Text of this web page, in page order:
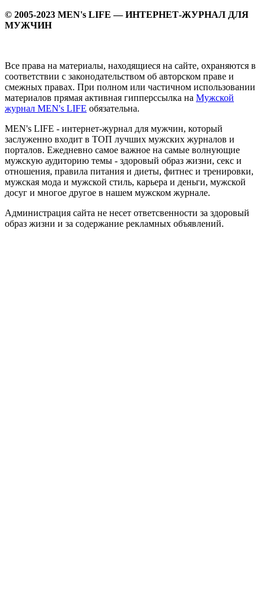
© 2005-2023 MEN's LIFE — ИНТЕРНЕТ-ЖУРНАЛ ДЛЯ
МУЖЧИН
Все права на материалы, находящиеся на сайте, охраняются в
соответствии с законодательством об авторском праве и
смежных правах. При полном или частичном использовании
материалов прямая активная гипперссылка на Мужской
журнал MEN's LIFE обязательна.
MEN's LIFE - интернет-журнал для мужчин, который
заслуженно входит в ТОП лучших мужских журналов и
порталов. Ежедневно самое важное на самые волнующие
мужскую аудиторию темы - здоровый образ жизни, секс и
отношения, правила питания и диеты, фитнес и тренировки,
мужская мода и мужской стиль, карьера и деньги, мужской
досуг и многое другое в нашем мужском журнале.
Администрация сайта не несет ответсвенности за здоровый
образ жизни и за содержание рекламных объявлений.